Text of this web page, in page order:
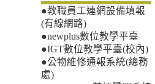
●教職員工連網設備填報
(有線網路)
●newplus數位教學平臺
●IGT數位教學平臺(校內)
●公物維修通報系統(總務
處)